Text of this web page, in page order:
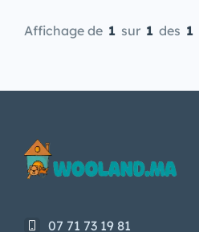
Affichage de 1 sur 1 des 1
07 71 73 19 81